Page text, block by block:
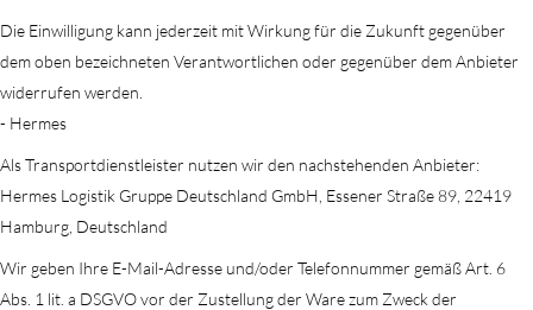
Die Einwilligung kann jederzeit mit Wirkung für die Zukunft gegenüber
dem oben bezeichneten Verantwortlichen oder gegenüber dem Anbieter
widerrufen werden.
- Hermes
Als Transportdienstleister nutzen wir den nachstehenden Anbieter:
Hermes Logistik Gruppe Deutschland GmbH, Essener Straße 89, 22419
Hamburg, Deutschland
Wir geben Ihre E-Mail-Adresse und/oder Telefonnummer gemäß Art. 6
Abs. 1 lit. a DSGVO vor der Zustellung der Ware zum Zweck der